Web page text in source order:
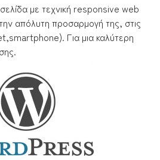
με τεχνική responsive web
απόλυτη προσαρμογή της, στις
Για μια καλύτερη